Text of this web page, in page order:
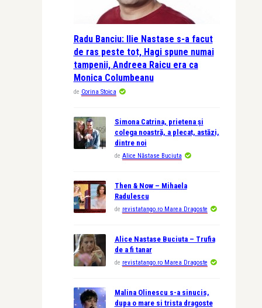
Radu Banciu: Ilie Nastase s-a facut
de ras peste tot, Hagi spune numai
tampenii, Andreea Raicu era ca
Monica Columbeanu
de Corina Stoica
Simona Catrina, prietena și
colega noastră, a plecat, astăzi,
dintre noi
de Alice Năstase Buciuta
Then & Now – Mihaela
Radulescu
de revistatango.ro Marea Dragoste
Alice Nastase Buciuta – Trufia
de a fi tanar
de revistatango.ro Marea Dragoste
Malina Olinescu s-a sinucis,
dupa o mare si trista dragoste